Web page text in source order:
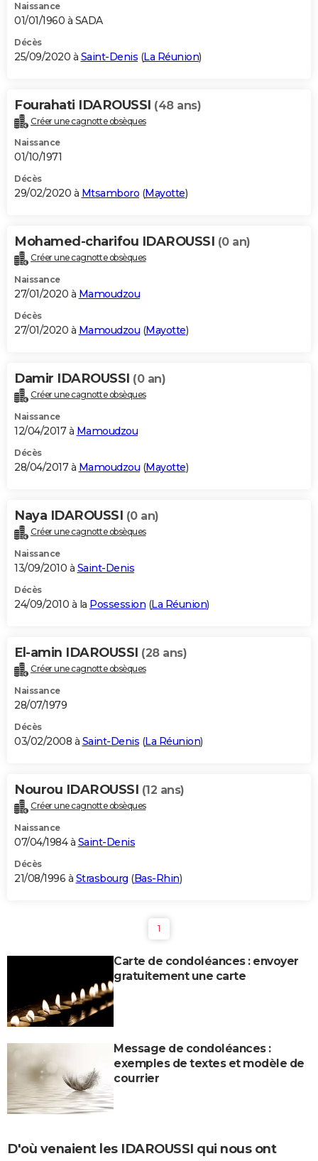
Naissance
01/01/1960 à SADA
Décès
25/09/2020 à Saint-Denis (La Réunion)
Fourahati IDAROUSSI (48 ans)
Créer une cagnotte obsèques
Naissance
01/10/1971
Décès
29/02/2020 à Mtsamboro (Mayotte)
Mohamed-charifou IDAROUSSI (0 an)
Créer une cagnotte obsèques
Naissance
27/01/2020 à Mamoudzou
Décès
27/01/2020 à Mamoudzou (Mayotte)
Damir IDAROUSSI (0 an)
Créer une cagnotte obsèques
Naissance
12/04/2017 à Mamoudzou
Décès
28/04/2017 à Mamoudzou (Mayotte)
Naya IDAROUSSI (0 an)
Créer une cagnotte obsèques
Naissance
13/09/2010 à Saint-Denis
Décès
24/09/2010 à la Possession (La Réunion)
El-amin IDAROUSSI (28 ans)
Créer une cagnotte obsèques
Naissance
28/07/1979
Décès
03/02/2008 à Saint-Denis (La Réunion)
Nourou IDAROUSSI (12 ans)
Créer une cagnotte obsèques
Naissance
07/04/1984 à Saint-Denis
Décès
21/08/1996 à Strasbourg (Bas-Rhin)
1
Carte de condoléances : envoyer
gratuitement une carte
Message de condoléances :
exemples de textes et modèle de
courrier
D'où venaient les IDAROUSSI qui nous ont